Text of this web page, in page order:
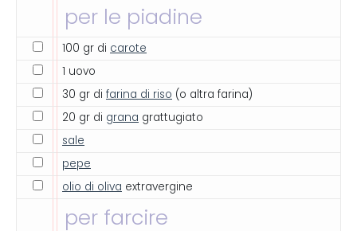
per le piadine
100 gr di carote
1 uovo
30 gr di farina di riso (o altra farina)
20 gr di grana grattugiato
sale
pepe
olio di oliva extravergine
per farcire